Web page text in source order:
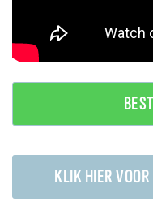
KLIK HIER